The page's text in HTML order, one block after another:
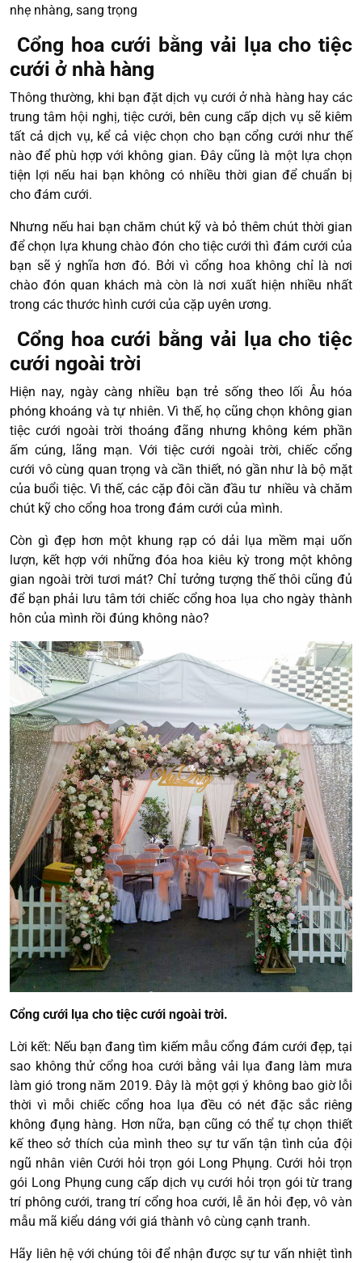
nhẹ nhàng, sang trọng
Cổng hoa cưới bằng vải lụa cho tiệc
cưới ở nhà hàng
Thông thường, khi bạn đặt dịch vụ cưới ở nhà hàng hay các
trung tâm hội nghị, tiệc cưới, bên cung cấp dịch vụ sẽ kiêm
tất cả dịch vụ, kể cả việc chọn cho bạn cổng cưới như thế
nào để phù hợp với không gian. Đây cũng là một lựa chọn
tiện lợi nếu hai bạn không có nhiều thời gian để chuẩn bị
cho đám cưới.
Nhưng nếu hai bạn chăm chút kỹ và bỏ thêm chút thời gian
để chọn lựa khung chào đón cho tiệc cưới thì đám cưới của
bạn sẽ ý nghĩa hơn đó. Bởi vì cổng hoa không chỉ là nơi
chào đón quan khách mà còn là nơi xuất hiện nhiều nhất
trong các thước hình cưới của cặp uyên ương.
Cổng hoa cưới bằng vải lụa cho tiệc
cưới ngoài trời
Hiện nay, ngày càng nhiều bạn trẻ sống theo lối Âu hóa
phóng khoáng và tự nhiên. Vì thế, họ cũng chọn không gian
tiệc cưới ngoài trời thoáng đãng nhưng không kém phần
ấm cúng, lãng mạn. Với tiệc cưới ngoài trời, chiếc cổng
cưới vô cùng quan trọng và cần thiết, nó gần như là bộ mặt
của buổi tiệc. Vì thế, các cặp đôi cần đầu tư nhiều và chăm
chút kỹ cho cổng hoa trong đám cưới của mình.
Còn gì đẹp hơn một khung rạp có dải lụa mềm mại uốn
lượn, kết hợp với những đóa hoa kiêu kỳ trong một không
gian ngoài trời tươi mát? Chỉ tưởng tượng thế thôi cũng đủ
để bạn phải lưu tâm tới chiếc cổng hoa lụa cho ngày thành
hôn của mình rồi đúng không nào?
Cổng cưới lụa cho tiệc cưới ngoài trời.
Lời kết: Nếu bạn đang tìm kiếm mẫu cổng đám cưới đẹp, tại
sao không thử cổng hoa cưới bằng vải lụa đang làm mưa
làm gió trong năm 2019. Đây là một gợi ý không bao giờ lỗi
thời vì mỗi chiếc cổng hoa lụa đều có nét đặc sắc riêng
không đụng hàng. Hơn nữa, bạn cũng có thể tự chọn thiết
kế theo sở thích của mình theo sự tư vấn tận tình của đội
ngũ nhân viên Cưới hỏi trọn gói Long Phụng. Cưới hỏi trọn
gói Long Phụng cung cấp dịch vụ cưới hỏi trọn gói từ trang
trí phông cưới, trang trí cổng hoa cưới, lễ ăn hỏi đẹp, vô vàn
mẫu mã kiểu dáng với giá thành vô cùng cạnh tranh.
Hãy liên hệ với chúng tôi để nhận được sự tư vấn nhiệt tình